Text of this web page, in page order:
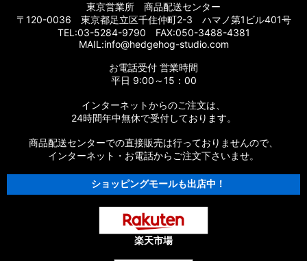
東京営業所 商品配送センター
〒120-0036 東京都足立区千住仲町2-3 ハマノ第1ビル401号
TEL:03-5284-9790 FAX:050-3488-4381
MAIL:info@hedgehog-studio.com
お電話受付 営業時間
平日 9:00～15：00
インターネットからのご注文は、
24時間年中無休で受付しております。
商品配送センターでの直接販売は行っておりませんので、
インターネット・お電話からご注文下さいませ。
ショッピングモールも出店中！
楽天市場